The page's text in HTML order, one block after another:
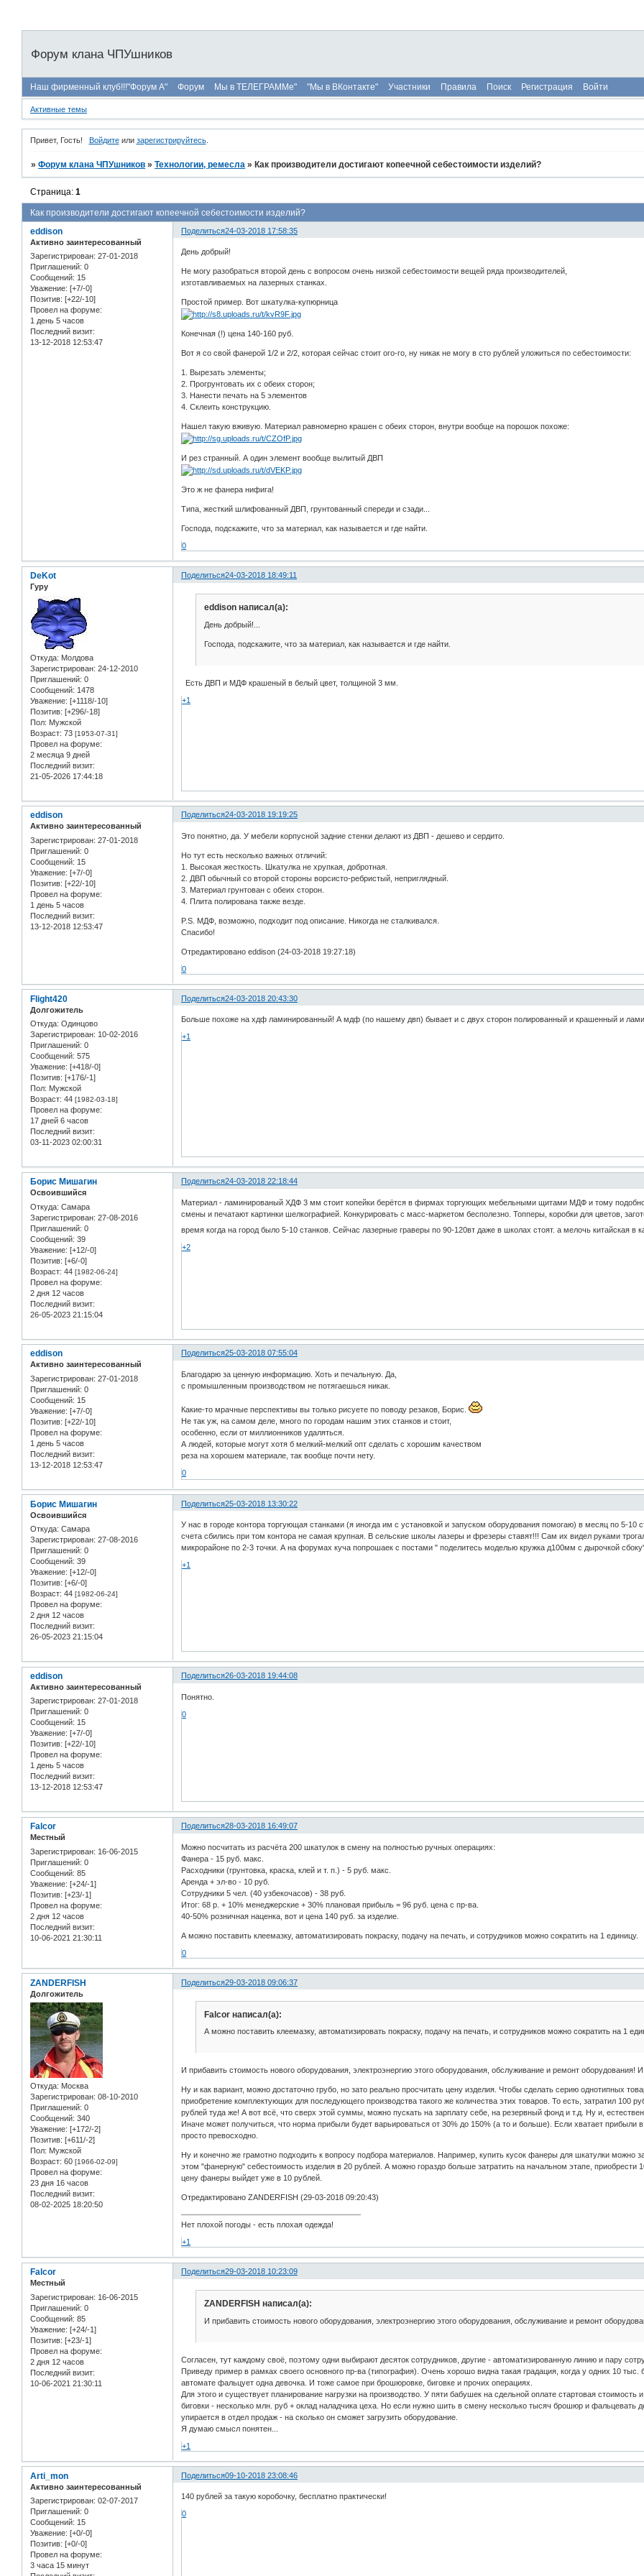
Форум клана ЧПУшников
Наш фирменный клуб!!!"Форум А" Форум Мы в ТЕЛЕГРАММе" "Мы в ВКонтакте" Участники Правила Поиск Регистрация Войти
Активные темы
Привет, Гость! Войдитеили зарегистрируйтесь.
»Форум клана ЧПУшников »Технологии, ремесла » Как производители достигают копеечной себестоимости изделий?
Как производители достигают копеечной себестоимости изделий?
Страница:1
Поделиться24-03-2018 17:58:35
eddison
Активно заинтересованный
Зарегистрирован: 27-01-2018
Приглашений: 0
Сообщений: 15
Уважение: [+7/-0]
Позитив: [+22/-10]
Провел на форуме:
1 день 5 часов
Последний визит:
13-12-2018 12:53:47
День добрый!
Не могу разобраться второй день с вопросом очень низкой себестоимости вещей ряда производителей,
изготавливаемых на лазерных станках.
Простой пример. Вот шкатулка-купюрница
Конечная (!) цена 140-160 руб.
Вот я со свой фанерой 1/2 и 2/2, которая сейчас стоит ого-го, ну никак не могу в сто рублей уложиться по себестоимости:
1. Вырезать элементы;
2. Прогрунтовать их с обеих сторон;
3. Нанести печать на 5 элементов
4. Склеить конструкцию.
Нашел такую вживую. Материал равномерно крашен с обеих сторон, внутри вообще на порошок похоже:
И рез странный. А один элемент вообще вылитый ДВП
Это ж не фанера нифига!
Типа, жесткий шлифованный ДВП, грунтованный спереди и сзади...
Господа, подскажите, что за материал, как называется и где найти.
0
Поделиться24-03-2018 18:49:11
DeKot
Гуру
Откуда: Молдова
Зарегистрирован: 24-12-2010
Приглашений: 0
Сообщений: 1478
Уважение: [+1118/-10]
Позитив: [+296/-18]
Пол: Мужской
Возраст: 73 [1953-07-31]
Провел на форуме:
2 месяца 9 дней
Последний визит:
21-05-2026 17:44:18
eddison написал(а):
День добрый!...
Господа, подскажите, что за материал, как называется и где найти.
Есть ДВП и МДФ крашеный в белый цвет, толщиной 3 мм.
+1
Поделиться24-03-2018 19:19:25
eddison
Активно заинтересованный
Зарегистрирован: 27-01-2018
Приглашений: 0
Сообщений: 15
Уважение: [+7/-0]
Позитив: [+22/-10]
Провел на форуме:
1 день 5 часов
Последний визит:
13-12-2018 12:53:47
Это понятно, да. У мебели корпусной задние стенки делают из ДВП - дешево и сердито.
Но тут есть несколько важных отличий:
1. Высокая жесткость. Шкатулка не хрупкая, добротная.
2. ДВП обычный со второй стороны ворсисто-ребристый, неприглядный.
3. Материал грунтован с обеих сторон.
4. Плита полирована также везде.
P.S. МДФ, возможно, подходит под описание. Никогда не сталкивался.
Спасибо!
Отредактировано eddison (24-03-2018 19:27:18)
0
Поделиться24-03-2018 20:43:30
Flight420
Долгожитель
Откуда: Одинцово
Зарегистрирован: 10-02-2016
Приглашений: 0
Сообщений: 575
Уважение: [+418/-0]
Позитив: [+176/-1]
Пол: Мужской
Возраст: 44 [1982-03-18]
Провел на форуме:
17 дней 6 часов
Последний визит:
03-11-2023 02:00:31
Больше похоже на хдф ламинированный! А мдф (по нашему двп) бывает и с двух сторон полированный и крашенный и
+1
Поделиться24-03-2018 22:18:44
Борис Мишагин
Освоившийся
Откуда: Самара
Зарегистрирован: 27-08-2016
Приглашений: 0
Сообщений: 39
Уважение: [+12/-0]
Позитив: [+6/-0]
Возраст: 44 [1982-06-24]
Провел на форуме:
2 дня 12 часов
Последний визит:
26-05-2023 21:15:04
Материал - ламинированый ХДФ 3 мм стоит копейки берётся в фирмах торгующих мебельными щитами МДФ и тому
смены и печатают картинки шелкографией. Конкурировать с масс-маркетом бесполезно. Топперы, коробки для цветов,
время когда на город было 5-10 станков. Сейчас лазерные граверы по 90-120вт даже в школах стоят. а мелочь китайская
+2
Поделиться25-03-2018 07:55:04
eddison
Активно заинтересованный
Зарегистрирован: 27-01-2018
Приглашений: 0
Сообщений: 15
Уважение: [+7/-0]
Позитив: [+22/-10]
Провел на форуме:
1 день 5 часов
Последний визит:
13-12-2018 12:53:47
Благодарю за ценную информацию. Хоть и печальную. Да,
с промышленным производством не потягаешься никак.
Какие-то мрачные перспективы вы только рисуете по поводу резаков, Борис.
Не так уж, на самом деле, много по городам нашим этих станков и стоит,
особенно, если от миллионников удаляться.
А людей, которые могут хотя б мелкий-мелкий опт сделать с хорошим качеством
реза на хорошем материале, так вообще почти нету.
0
Поделиться25-03-2018 13:30:22
Борис Мишагин
Освоившийся
Откуда: Самара
Зарегистрирован: 27-08-2016
Приглашений: 0
Сообщений: 39
Уважение: [+12/-0]
Позитив: [+6/-0]
Возраст: 44 [1982-06-24]
Провел на форуме:
2 дня 12 часов
Последний визит:
26-05-2023 21:15:04
У нас в городе контора торгующая станками (я иногда им с установкой и запуском оборудования помогаю) в месяц по 5-
счета сбились при том контора не самая крупная. В сельские школы лазеры и фрезеры ставят!!! Сам их видел руками
микрорайоне по 2-3 точки. А на форумах куча попрошаек с постами " поделитесь моделью кружка д100мм с дырочкой
+1
Поделиться26-03-2018 19:44:08
eddison
Активно заинтересованный
Зарегистрирован: 27-01-2018
Приглашений: 0
Сообщений: 15
Уважение: [+7/-0]
Позитив: [+22/-10]
Провел на форуме:
1 день 5 часов
Последний визит:
13-12-2018 12:53:47
Понятно.
0
Поделиться28-03-2018 16:49:07
Falcor
Местный
Зарегистрирован: 16-06-2015
Приглашений: 0
Сообщений: 85
Уважение: [+24/-1]
Позитив: [+23/-1]
Провел на форуме:
2 дня 12 часов
Последний визит:
10-06-2021 21:30:11
Можно посчитать из расчёта 200 шкатулок в смену на полностью ручных операциях:
Фанера - 15 руб. макс.
Расходники (грунтовка, краска, клей и т. п.) - 5 руб. макс.
Аренда + эл-во - 10 руб.
Сотрудники 5 чел. (40 узбекочасов) - 38 руб.
Итог: 68 р. + 10% менеджерские + 30% плановая прибыль = 96 руб. цена с пр-ва.
40-50% розничная наценка, вот и цена 140 руб. за изделие.
А можно поставить клеемазку, автоматизировать покраску, подачу на печать, и сотрудников можно сократить на 1 единицу.
0
Поделиться29-03-2018 09:06:37
ZANDERFISH
Долгожитель
Откуда: Москва
Зарегистрирован: 08-10-2010
Приглашений: 0
Сообщений: 340
Уважение: [+172/-2]
Позитив: [+611/-2]
Пол: Мужской
Возраст: 60 [1966-02-09]
Провел на форуме:
23 дня 16 часов
Последний визит:
08-02-2025 18:20:50
Falcor написал(а):
А можно поставить клеемазку, автоматизировать покраску, подачу на печать, и сотрудников можно сократить на 1
И прибавить стоимость нового оборудования, электроэнергию этого оборудования, обслуживание и ремонт оборудования!
Ну и как вариант, можно достаточно грубо, но зато реально просчитать цену изделия. Чтобы сделать серию однотипных
приобретение комплектующих для последующего производства такого же количества этих товаров. То есть, затратил
рублей туда же! А вот всё, что сверх этой суммы, можно пускать на зарплату себе, на резервный фонд и т.д. Ну и,
Иначе может получиться, что норма прибыли будет варьироваться от 30% до 150% (а то и больше). Если хватает прибыли
просто превосходно.
Ну и конечно же грамотно подходить к вопросу подбора материалов. Например, купить кусок фанеры для шкатулки можно
этом "фанерную" себестоимость изделия в 20 рублей. А можно гораздо больше затратить на начальном этапе,
цену фанеры выйдет уже в 10 рублей.
Отредактировано ZANDERFISH (29-03-2018 09:20:43)
Нет плохой погоды - есть плохая одежда!
+1
Поделиться29-03-2018 10:23:09
Falcor
Местный
Зарегистрирован: 16-06-2015
Приглашений: 0
Сообщений: 85
Уважение: [+24/-1]
Позитив: [+23/-1]
Провел на форуме:
2 дня 12 часов
Последний визит:
10-06-2021 21:30:11
ZANDERFISH написал(а):
И прибавить стоимость нового оборудования, электроэнергию этого оборудования, обслуживание и ремонт
Согласен, тут каждому своё, поэтому одни выбирают десяток сотрудников, другие - автоматизированную линию и пару
Приведу пример в рамках своего основного пр-ва (типография). Очень хорошо видна такая градация, когда у одних 10
автомате фальцует одна девочка. И тоже самое при брошюровке, биговке и прочих операциях.
Для этого и существует планирование нагрузки на производство. У пяти бабушек на сдельной оплате стартовая
биговки - несколько млн. руб + оклад наладчика цеха. Но если нужно шить в смену несколько тысяч брошюр и
упирается в отдел продаж - на сколько он сможет загрузить оборудование.
Я думаю смысл понятен...
+1
Поделиться09-10-2018 23:08:46
Arti_mon
Активно заинтересованный
Зарегистрирован: 02-07-2017
Приглашений: 0
Сообщений: 15
Уважение: [+0/-0]
Позитив: [+0/-0]
Провел на форуме:
3 часа 15 минут
140 рублей за такую коробочку, бесплатно практически!
0